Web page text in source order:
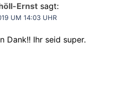
Ernst sagt:
UM 14:03 UHR
Dank!! Ihr seid super.